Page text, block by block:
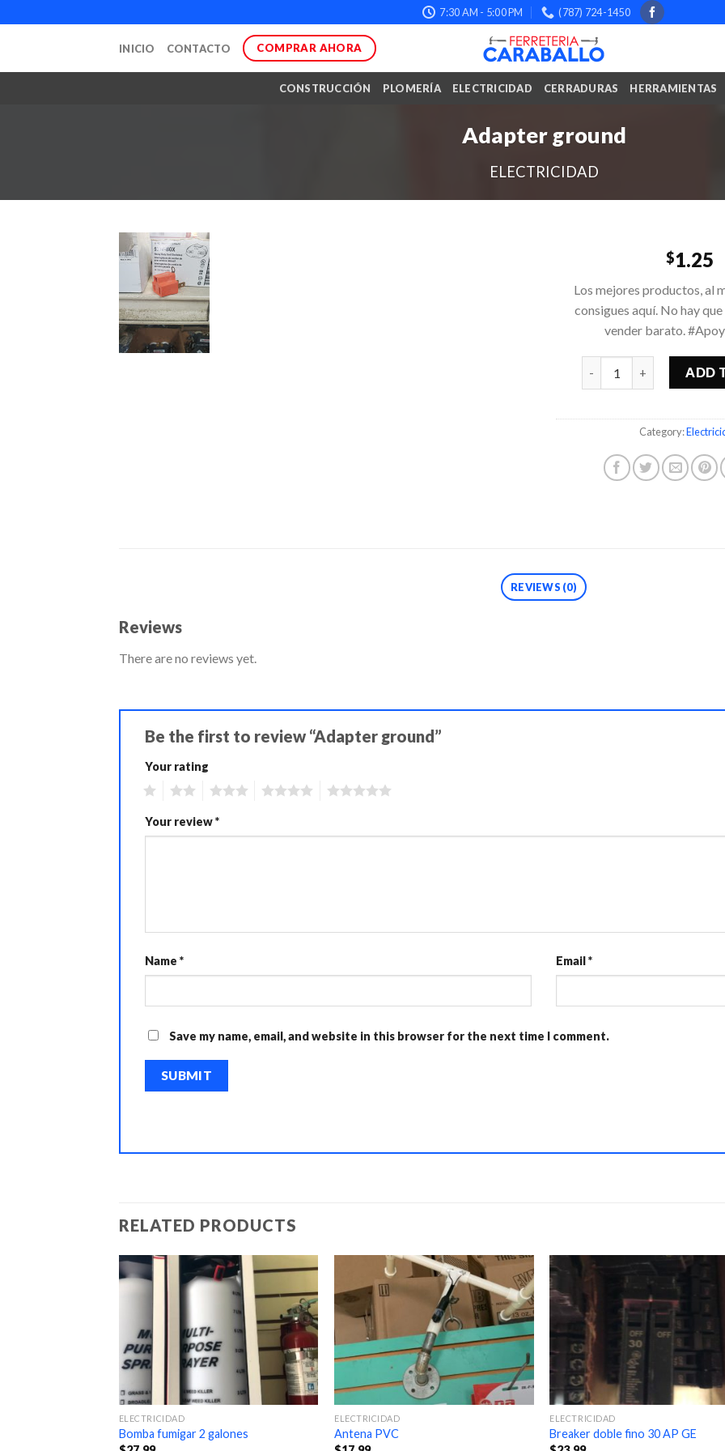
to
7:30 AM - 5:00 PM (787) 724-1450
INICIO CONTACTO COMPRAR AHORA
CONSTRUCCIÓN PLOMERÍA ELECTRICIDAD CERRADURAS HERRAMIENTAS
Adapter ground
ELECTRICIDAD
$1.25
Los mejores productos, al
consigues aquí. No hay
vender barato.
ADD
Category:
REVIEWS (0)
Reviews
There are no reviews yet.
Be the first to review “Adapter ground”
Your rating
Your review*
Name * Email*
Save my name, email, and website in this browser for the next time I comment.
RELATED PRODUCTS
ELECTRICIDAD
Bomba fumigar 2 galones
ELECTRICIDAD
Antena PVC
ELECTRICIDAD
Breaker doble fino 30 AP GE